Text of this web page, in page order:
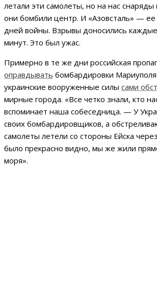
летали эти самолеты, но на нас снаряды
они бомбили центр. И «Азовсталь» —
дней войны. Взрывы доносились
минут. Это был ужас.
Примерно в те же дни российская
оправдывать бомбардировки
украинские вооруженные силы сами
мирные города. «Все четко знали, кто
вспоминает наша собеседница. — У
своих бомбардировщиков, а
самолеты летели со стороны Ейска
было прекрасно видно, мы же жили
моря».